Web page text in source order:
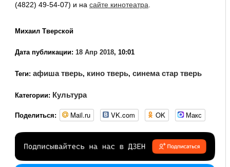
(4822) 49-54-07) и на сайте кинотеатра
Михаил Тверской
Дата публикации: 18 Апр 2018, 10:01
Теги: афиша тверь, кино тверь, синема стар тверь
Категории: Культура
Поделиться: Mail.ru VK.com OK Макс